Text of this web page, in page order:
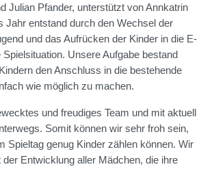
Julian Pfander, unterstützt von Annkatrin
Jahr entstand durch den Wechsel der
und das Aufrücken der Kinder in die E-
Unsere Aufgabe bestand
den Anschluss in die bestehende
wie möglich zu machen.
und freudiges Team und mit aktuell
Somit können wir sehr froh sein,
Spieltag genug Kinder zählen können. Wir
Entwicklung aller Mädchen, die ihre